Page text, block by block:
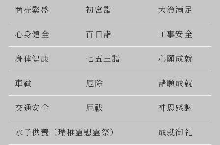
商売繁盛 初宮詣 大漁満足
心身健全 百日詣 工事安全
身体健康 七五三詣 心願成就
車祓 厄除 諸願成就
交通安全 厄祓 神恩感謝
水子供養（瑞稚霊慰霊祭） 成就御礼